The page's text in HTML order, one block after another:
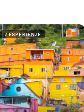
7 ESPERIENZE